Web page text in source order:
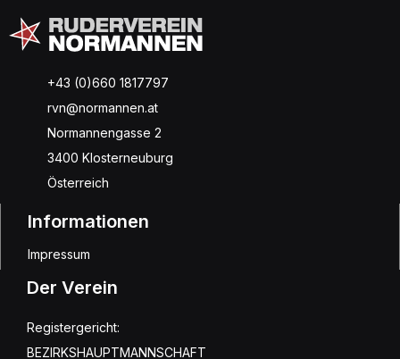
+43 (0)660 1817797
rvn@normannen.at
Normannengasse 2
3400 Klosterneuburg
Österreich
Informationen
Impressum
Der Verein
Registergericht:
BEZIRKSHAUPTMANNSCHAFT